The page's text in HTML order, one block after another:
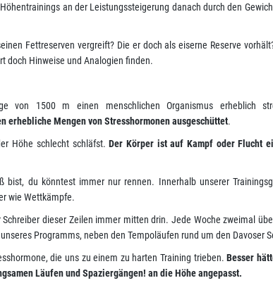
an der Leistungssteigerung danach durch den
Fettreserven vergreift? Die er doch als eiserne Reserve
doch Hinweise und Analogien finden.
von 1500 m einen menschlichen Organismus erheblich
erhebliche Mengen von Stresshormonen ausgeschüttet.
Höhe schlecht schläfst.Der Körper ist auf Kampf oder Flucht
du könntest immer nur rennen. Innerhalb unserer
wie Wettkämpfe.
dieser Zeilen immer mitten drin. Jede Woche zweimal
Programms, neben den Tempoläufen rund um den Davoser
die uns zu einem zu harten Training trieben.Besser
Läufen und Spaziergängen! an die Höhe angepasst.